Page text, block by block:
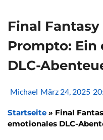
Final Fantasy
Prompto: Ein
DLC-
Michael März 24, 2025
Startseite » Final
emotionales DLC-